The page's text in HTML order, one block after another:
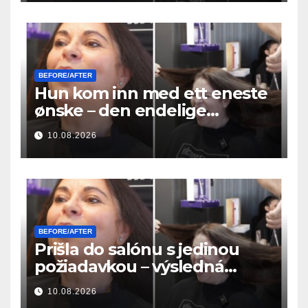
BEFORE/AFTER
Hun kom inn med ett eneste
ønske – den endelige
hårforvandlingen var utrolig
10.08.2026
BEFORE/AFTER
Prišla do salónu s jedinou
požiadavkou – výsledná
premena vlasov bola
neuveriteľná
10.08.2026